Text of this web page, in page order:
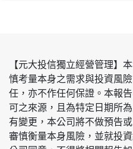
【元大投信獨立經營管理】
慎考量本⾝之需求與投資風
任，亦不作任何保證。本報
可之來源，且為特定⽇期所
有變更，本公司將不做預告
審慎衡量本⾝風險，並就投